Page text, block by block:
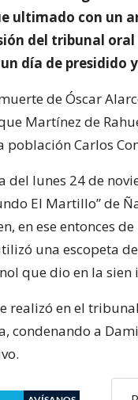
ultimado con un
del tribunal
día de presidido
de Óscar
Martínez de
Carlos
del lunes 24 de
El Martillo” de
en ese entonces
una escopeta
que dio en la
realizó en el
condenando a